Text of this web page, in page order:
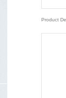
Product